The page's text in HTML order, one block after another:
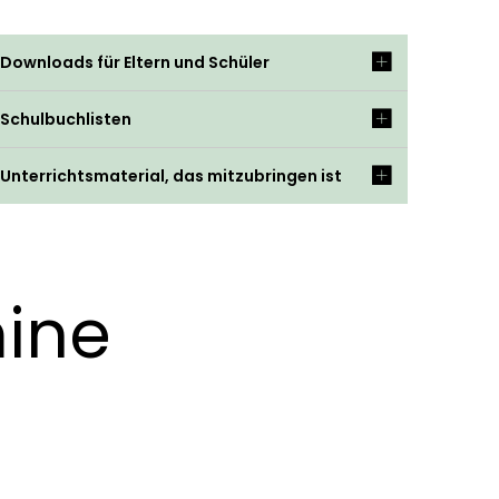
Downloads für Eltern und Schüler
Schulbuchlisten
Unterrichtsmaterial, das mitzubringen ist